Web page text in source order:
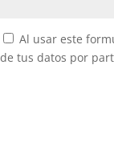
Al usar este
de tus datos por